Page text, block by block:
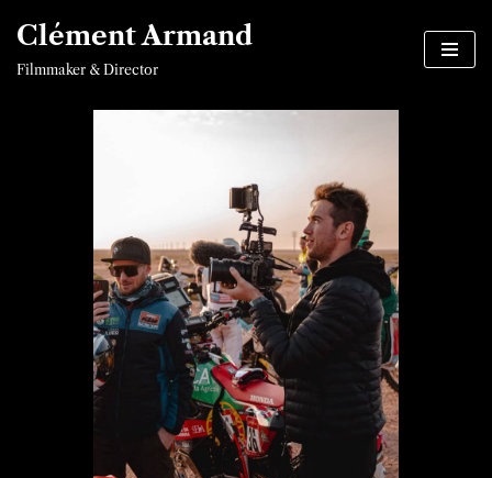
Aller
Clément Armand
Filmmaker & Director